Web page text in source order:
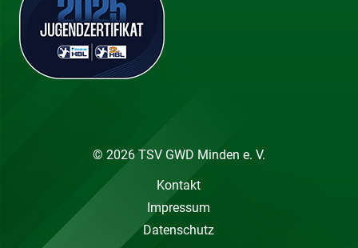
© 2026 TSV GWD Minden e. V.
Kontakt
Impressum
Datenschutz